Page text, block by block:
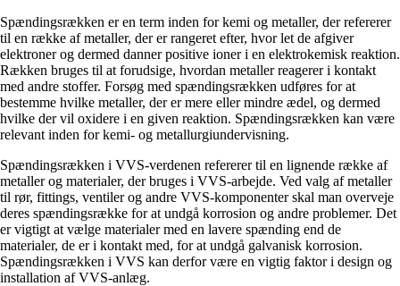
Spændingsrækken er en term inden for kemi og metaller, der refererer
til en række af metaller, der er rangeret efter, hvor let de afgiver
elektroner og dermed danner positive ioner i en elektrokemisk reaktion.
Rækken bruges til at forudsige, hvordan metaller reagerer i kontakt
med andre stoffer. Forsøg med spændingsrækken udføres for at
bestemme hvilke metaller, der er mere eller mindre ædel, og dermed
hvilke der vil oxidere i en given reaktion. Spændingsrækken kan være
relevant inden for kemi- og metallurgiundervisning.
Spændingsrækken i VVS-verdenen refererer til en lignende række af
metaller og materialer, der bruges i VVS-arbejde. Ved valg af metaller
til rør, fittings, ventiler og andre VVS-komponenter skal man overveje
deres spændingsrække for at undgå korrosion og andre problemer. Det
er vigtigt at vælge materialer med en lavere spænding end de
materialer, de er i kontakt med, for at undgå galvanisk korrosion.
Spændingsrækken i VVS kan derfor være en vigtig faktor i design og
installation af VVS-anlæg.